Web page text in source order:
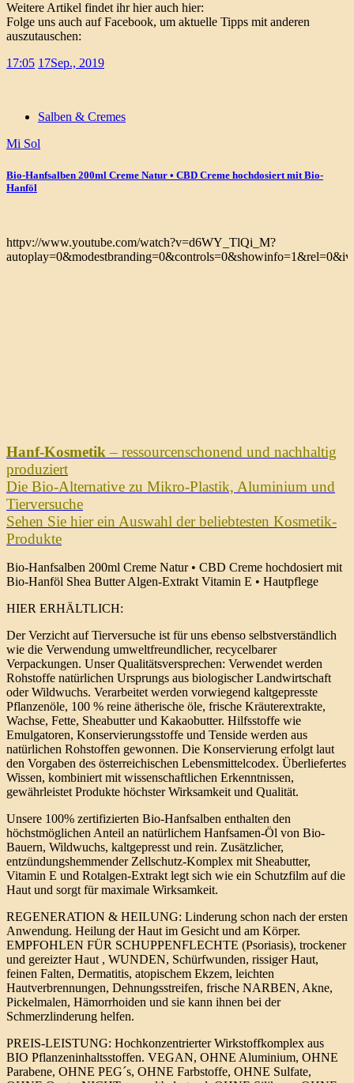
Weitere Artikel findet ihr hier auch hier:
Folge uns auch auf Facebook, um aktuelle Tipps mit anderen
auszutauschen:
17:05 17Sep., 2019
Salben & Cremes
Mi Sol
Bio-Hanfsalben 200ml Creme Natur • CBD Creme hochdosiert mit Bio-
Hanföl
httpv://www.youtube.com/watch?v=d6WY_TlQi_M?
Hanf-Kosmetik – ressourcenschonend und nachhaltig
produziert
Die Bio-Alternative zu Mikro-Plastik, Aluminium und
Tierversuche
Sehen Sie hier ein Auswahl der beliebtesten Kosmetik-
Produkte
Bio-Hanfsalben 200ml Creme Natur • CBD Creme hochdosiert mit
Bio-Hanföl Shea Butter Algen-Extrakt Vitamin E • Hautpflege
HIER ERHÄLTLICH:
Der Verzicht auf Tierversuche ist für uns ebenso selbstverständlich
wie die Verwendung umweltfreundlicher, recycelbarer
Verpackungen. Unser Qualitätsversprechen: Verwendet werden
Rohstoffe natürlichen Ursprungs aus biologischer Landwirtschaft
oder Wildwuchs. Verarbeitet werden vorwiegend kaltgepresste
Pflanzenöle, 100 % reine ätherische öle, frische Kräuterextrakte,
Wachse, Fette, Sheabutter und Kakaobutter. Hilfsstoffe wie
Emulgatoren, Konservierungsstoffe und Tenside werden aus
natürlichen Rohstoffen gewonnen. Die Konservierung erfolgt laut
den Vorgaben des österreichischen Lebensmittelcodex. Überliefertes
Wissen, kombiniert mit wissenschaftlichen Erkenntnissen,
gewährleistet Produkte höchster Wirksamkeit und Qualität.
Unsere 100% zertifizierten Bio-Hanfsalben enthalten den
höchstmöglichen Anteil an natürlichem Hanfsamen-Öl von Bio-
Bauern, Wildwuchs, kaltgepresst und rein. Zusätzlicher,
entzündungshemmender Zellschutz-Komplex mit Sheabutter,
Vitamin E und Rotalgen-Extrakt legt sich wie ein Schutzfilm auf die
Haut und sorgt für maximale Wirksamkeit.
REGENERATION & HEILUNG: Linderung schon nach der ersten
Anwendung. Heilung der Haut im Gesicht und am Körper.
EMPFOHLEN FÜR SCHUPPENFLECHTE (Psoriasis), trockener
und gereizter Haut , WUNDEN, Schürfwunden, rissiger Haut,
feinen Falten, Dermatitis, atopischem Ekzem, leichten
Hautverbrennungen, Dehnungsstreifen, frische NARBEN, Akne,
Pickelmalen, Hämorrhoiden und sie kann ihnen bei der
Schmerzlinderung helfen.
PREIS-LEISTUNG: Hochkonzentrierter Wirkstoffkomplex aus
BIO Pflanzeninhaltsstoffen. VEGAN, OHNE Aluminium, OHNE
Parabene, OHNE PEG´s, OHNE Farbstoffe, OHNE Sulfate,